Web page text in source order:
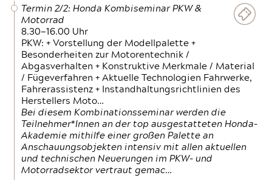
Termin 2/2: Honda Kombiseminar PKW &
Motorrad
8.30—16.00 Uhr
PKW: + Vorstellung der Modellpalette +
Besonderheiten zur Motorentechnik /
Abgasverhalten + Konstruktive Merkmale / Material
/ Fügeverfahren + Aktuelle Technologien Fahrwerke,
Fahrerassistenz + Instandhaltungsrichtlinien des
Herstellers Moto…
Bei diesem Kombinationsseminar werden die
Teilnehmer*Innen an der top ausgestatteten Honda-
Akademie mithilfe einer großen Palette an
Anschauungsobjekten intensiv mit allen aktuellen
und technischen Neuerungen im PKW- und
Motorradsektor vertraut gemac…